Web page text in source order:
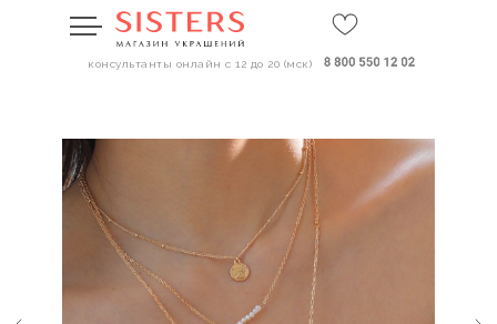
консультанты онлайн с 12 до 20 (мск)